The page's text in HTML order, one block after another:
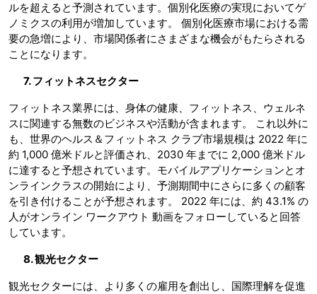
ルを超えると予測されています。個別化医療の実現においてゲ
ノミクスの利用が増加しています。 個別化医療市場における需
要の急増により、市場関係者にさまざまな機会がもたらされる
ことになります。
7. フィットネスセクター
フィットネス業界には、身体の健康、フィットネス、ウェルネ
スに関連する無数のビジネスや活動が含まれます。 これ以外に
も、世界のヘルス＆フィットネス クラブ市場規模は 2022 年に
約 1,000 億米ドルと評価され、2030 年までに 2,000 億米ドル
に達すると予想されています。モバイルアプリケーションとオ
ンラインクラスの開始により、予測期間中にさらに多くの顧客
を引き付けることが予想されます。 2022 年には、約 43.1% の
人がオンライン ワークアウト 動画をフォローしていると回答
しています。
8. 観光セクター
観光セクターには、より多くの雇用を創出し、国際理解を促進